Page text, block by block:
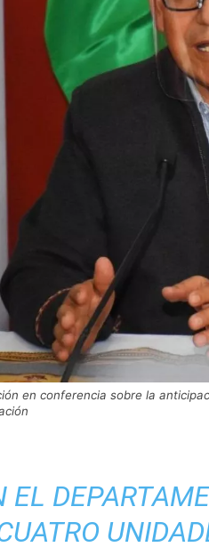
en conferencia sobre la
EL